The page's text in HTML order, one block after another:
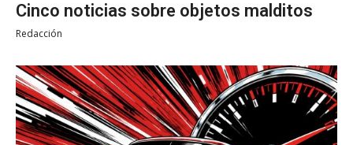
Cinco noticias sobre objetos malditos
Redacción